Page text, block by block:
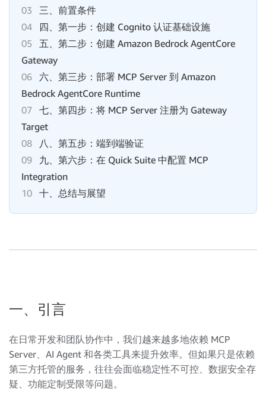
03
三、前置条件
04
四、第一步：创建 Cognito 认证基础设施
05
五、第二步：创建 Amazon Bedrock AgentCore
Gateway
06
六、第三步：部署 MCP Server 到 Amazon
Bedrock AgentCore Runtime
07 七、第四步：将 MCP Server 注册为 Gateway
Target
08
八、第五步：端到端验证
09
九、第六步：在 Quick Suite 中配置 MCP
Integration
10 十、总结与展望
一、引言
在日常开发和团队协作中，我们越来越多地依赖 MCP
Server、AI Agent 和各类工具来提升效率。但如果只是依赖
第三方托管的服务，往往会面临稳定性不可控、数据安全存
疑、功能定制受限等问题。